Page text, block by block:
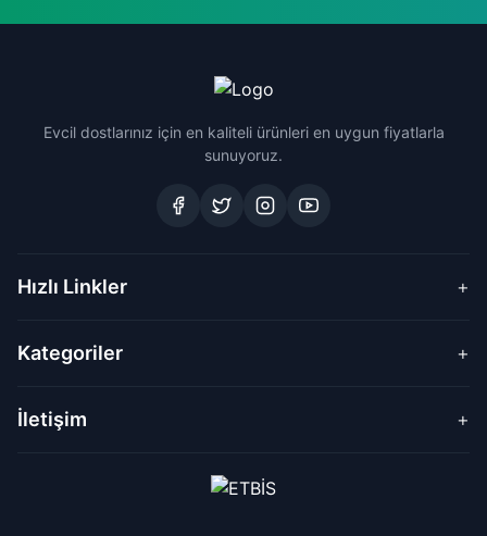
Evcil dostlarınız için en kaliteli ürünleri en uygun fiyatlarla
sunuyoruz.
Hızlı Linkler +
Kategoriler +
İletişim +